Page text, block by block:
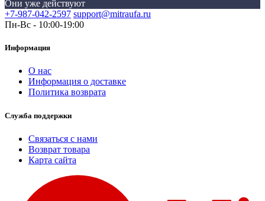
Они уже действуют
+7-987-042-2597 support@mitraufa.ru
Пн-Вс - 10:00-19:00
Информация
О нас
Информация о доставке
Политика возврата
Служба поддержки
Связаться с нами
Возврат товара
Карта сайта